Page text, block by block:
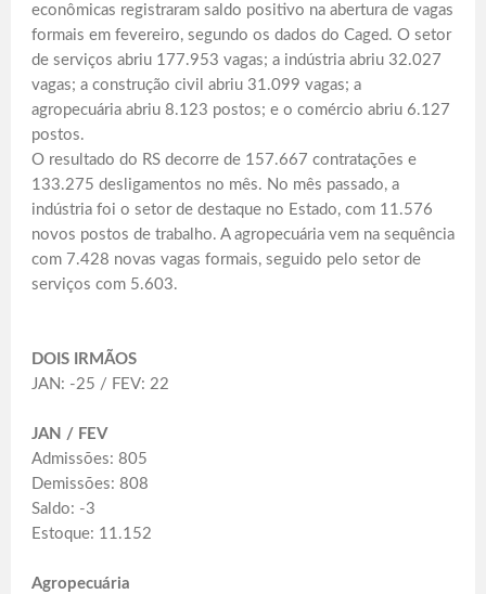
econômicas registraram saldo positivo na abertura de vagas
formais em fevereiro, segundo os dados do Caged. O setor
de serviços abriu 177.953 vagas; a indústria abriu 32.027
vagas; a construção civil abriu 31.099 vagas; a
agropecuária abriu 8.123 postos; e o comércio abriu 6.127
postos.
O resultado do RS decorre de 157.667 contratações e
133.275 desligamentos no mês. No mês passado, a
indústria foi o setor de destaque no Estado, com 11.576
novos postos de trabalho. A agropecuária vem na sequência
com 7.428 novas vagas formais, seguido pelo setor de
serviços com 5.603.
DOIS IRMÃOS
JAN: -25 / FEV: 22
JAN / FEV
Admissões: 805
Demissões: 808
Saldo: -3
Estoque: 11.152
Agropecuária